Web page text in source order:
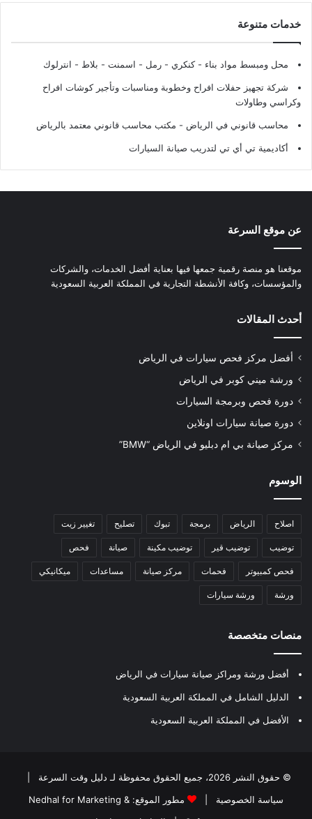
خدمات متنوعة
محل ومبسط مواد بناء - كنكري - رمل - اسمنت - بلاط - انترلوك
شركة تجهيز حفلات افراح وخطوبة ومناسبات وتأجير كوشات افراح
وكراسي وطاولات
محاسب قانوني في الرياض - مكتب محاسب قانوني معتمد بالرياض
أكاديمية تي أي تي لتدريب صيانة السيارات
عن موقع السرعة
موقعنا هو منصة رقمية جمعها فيها بعناية أفضل الخدمات، والشركات
والمؤسسات، وكافة الأنشطة التجارية في المملكة العربية السعودية
أحدث المقالات
أفضل مركز فحص سيارات في الرياض
ورشة ميني كوبر في الرياض
دورة فحص وبرمجة السيارات
دورة صيانة سيارات اونلاين
مركز صيانة بي ام دبليو في الرياض “BMW”
الوسوم
اصلاح الرياض برمجة تبوك تصليح تغيير زيت
توضيب توضيب قير توضيب مكينة صيانة فحص
فحص كمبيوتر فحمات مركز صيانة مساعدات ميكانيكي
ورشة ورشة سيارات
منصات متخصصة
أفضل ورشة ومراكز صيانة سيارات في الرياض
الدليل الشامل في المملكة العربية السعودية
الأفضل في المملكة العربية السعودية
© حقوق النشر 2026، جميع الحقوق محفوظة لـ دليل وقت السرعة
سياسة الخصوصية
مطور الموقع: Nedhal for Marketing &